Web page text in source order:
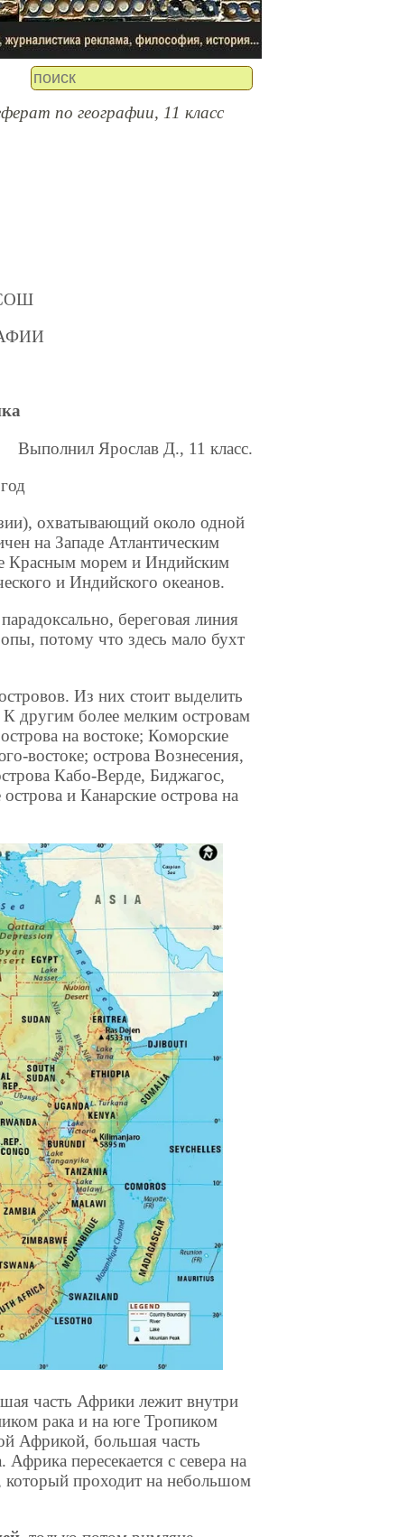
по географии, 11 класс
Выполнил Ярослав Д., 11 класс.
охватывающий около одной
на Западе Атлантическим
Красным морем и Индийским
и Индийского океанов.
береговая линия
потому что здесь мало бухт
Из них стоит выделить
другим более мелким островам
на востоке; Коморские
востоке; острова Вознесения,
Кабо-Верде, Биджагос,
и Канарские острова на
часть Африки лежит внутри
рака и на юге Тропиком
Африкой, большая часть
пересекается с севера на
проходит на небольшом